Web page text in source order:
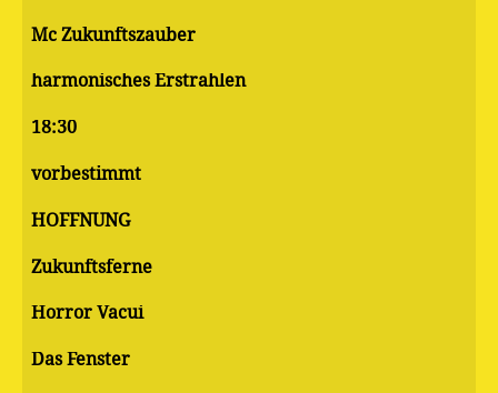
Mc Zukunftszauber
harmonisches Erstrahlen
18:30
vorbestimmt
HOFFNUNG
Zukunftsferne
Horror Vacui
Das Fenster